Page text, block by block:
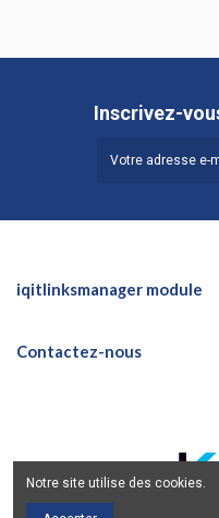
Inscrivez-
iqitlinksmanager module
Contactez-nous
Notre site utilise des cookies.